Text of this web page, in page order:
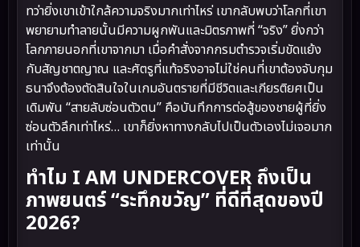
ทว่ายิ่งเขาเข้าใกล้ความจริงมากเท่าไหร่ เขากลับพบว่าโลกที่เขา
พยายามทำลายนั้นมีความผูกพันและมิตรภาพที่ “จริง” ยิ่งกว่า
โลกภายนอกที่เขาจากมา เมื่อคำสั่งจากกรมตำรวจเริ่มขัดแย้ง
กับสัญชาตญาณ และศัตรูที่แท้จริงอาจไม่ใช่คนที่เขาต้องจับกุม
ธนาจึงต้องตัดสินใจในเกมอันตรายที่มีชีวิตและเกียรติยศเป็น
เดิมพัน “สายลับซ่อนตัวตน” คือบันทึกการต่อสู้ของชายผู้ที่ยิ่ง
ซ่อนตัวลึกเท่าไหร่… เขาก็ยิ่งหาทางกลับไปเป็นตัวเองไม่เจอมาก
เท่านั้น
ทำไม I AM UNDERCOVER ถึงเป็น
ภาพยนตร์ “ระทึกขวัญ” ที่ดีที่สุดของปี
2026?